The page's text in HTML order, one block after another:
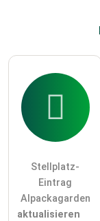
Stellplatz-
Eintrag
Alpackagarden
aktualisieren